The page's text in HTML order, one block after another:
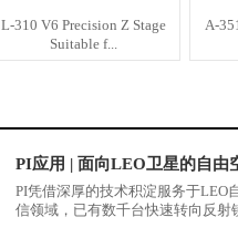
L-310 V6 Precision Z Stage
Suitable f...
A-
PI应用 | 面向LEO卫星的自由
PI凭借深厚的技术积淀服务于LEO
信领域，已有数千台快速转向反射